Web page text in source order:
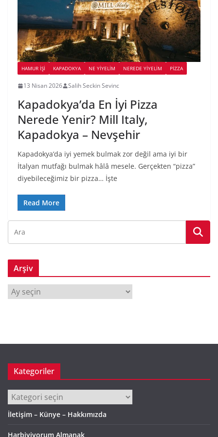
HAMUR İŞI KAPADOKYA NE YİYELİM NEREDE YİYELİM PIZZA
13 Nisan 2026 Salih Seckin Sevinc
Kapadokya’da En İyi Pizza
Nerede Yenir? Mill Italy,
Kapadokya – Nevşehir
Kapadokya’da iyi yemek bulmak zor değil ama iyi bir
İtalyan mutfağı bulmak hâlâ mesele. Gerçekten “pizza”
diyebileceğimiz bir pizza… İşte
Read More
Arşiv
Kategoriler
Kategoriler
İletişim – Künye – Hakkımızda
Harbiyiyorum Almanak